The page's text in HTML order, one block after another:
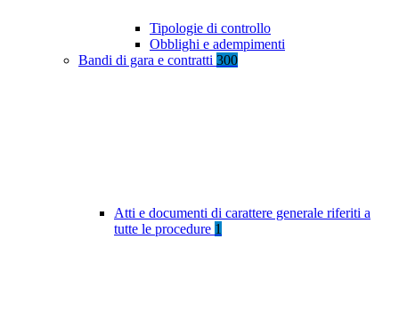
Tipologie di controllo
Obblighi e adempimenti
Bandi di gara e contratti 300
Atti e documenti di carattere generale riferiti a
tutte le procedure 1